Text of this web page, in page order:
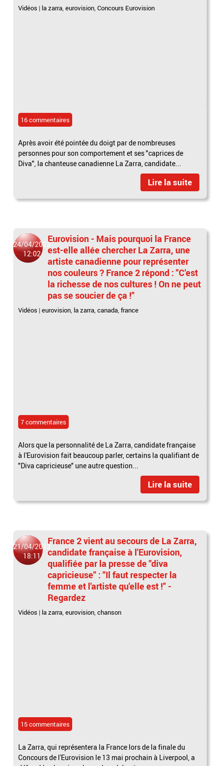
Vidéos | la zarra,eurovision,Concours Eurovision
16 commentaires
Après avoir été pointée du doigt par de nombreuses
personnes pour son comportement et ses "caprices de
Diva", la chanteuse canadienne La Zarra, candidate...
Lire la suite
24/04/2023
12:02
Eurovision - Mais pourquoi la France
est-elle allée chercher La Zarra, une
artiste canadienne pour représenter
nos couleurs ? France 2 répond : "C'est
la richesse de nos cultures ! On ne peut
pas se soucier de ça !"
Vidéos |eurovision, la zarra,canada,france
7 commentaires
Alors que la personnalité de La Zarra, candidate française
à l'Eurovision fait beaucoup parler, certains la qualifiant de
"Diva capricieuse" une autre question...
Lire la suite
21/04/2023
18:11
France 2 vient au secours de La Zarra,
candidate française à l'Eurovision,
qualifiée par la presse de "diva
capricieuse" : "Il faut respecter la
femme et l'artiste qu'elle est !" -
Regardez
Vidéos | la zarra,eurovision,chanson
15 commentaires
La Zarra, qui représentera la France lors de la finale du
Concours de l'Eurovision le 13 mai prochain à Liverpool, a